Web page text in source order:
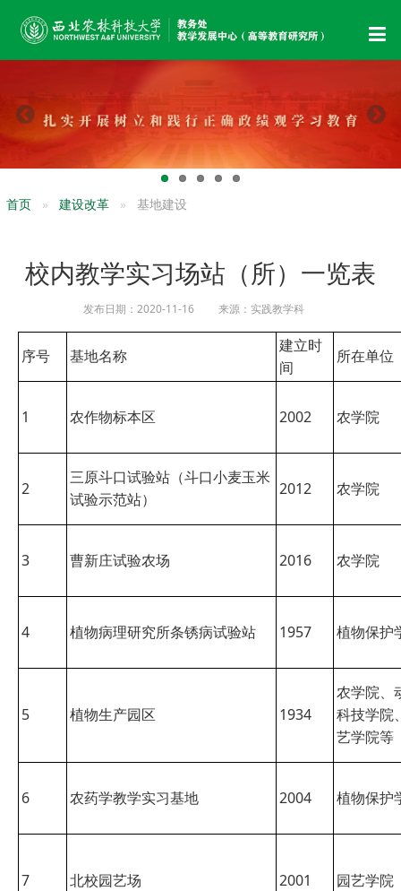
首页 建设改革 基地建设
校内教学实习场站（所）一览表
发布日期：2020-11-16 来源：实践教学科
序号 基地名称
建立时
间
所在单位
1 农作物标本区 2002 农学院
2
三原斗口试验站（斗口小麦玉米
试验示范站）
2012 农学院
3 曹新庄试验农场 2016 农学院
4 植物病理研究所条锈病试验站 1957 植物保护
5 植物生产园区 1934
农学院、
科技学院
艺学院等
6 农药学教学实习基地 2004 植物保护
7 北校园艺场 2001 园艺学院